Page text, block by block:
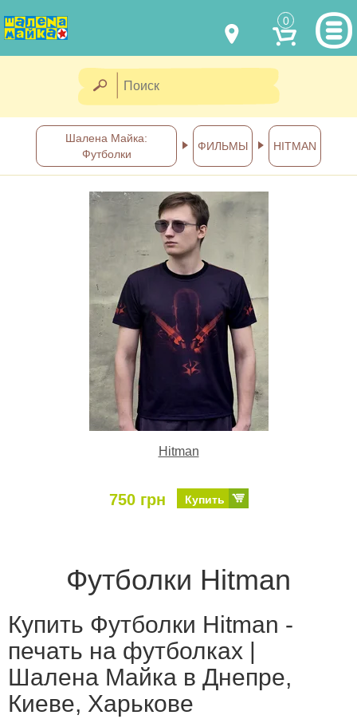
0
(067) 011 0404
shalena@mayka.dp.ua
г.Днепр, ул. Ярослава Мудрого, 68
Посмотреть на карте
Отправка по Украине каждый
день
НАШИ РАБОТЫ
КАК КУПИТЬ
КАК НАС НАЙТИ
ПОЛНАЯ ВЕРСИЯ САЙТА
Шалена Майка:
Футболки
ФИЛЬМЫ HITMAN
Hitman
750 грн Купить
Футболки Hitman
Купить Футболки Hitman -
печать на футболках |
Шалена Майка в Днепре,
Киеве, Харькове